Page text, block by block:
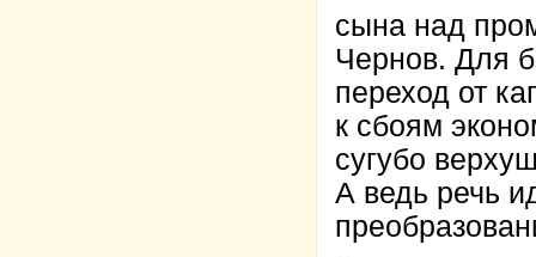
сына над
Чернов. Для
переход от
к сбоям
сугубо
А ведь речь